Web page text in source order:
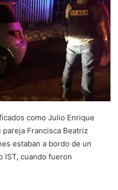
como Julio Enrique
Francisca Beatriz
estaban a bordo de un
IST, cuando fueron